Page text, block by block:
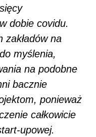
dobie covidu.
zakładów na
myślenia,
na podobne
bacznie
ponieważ
całkowicie
upowej.